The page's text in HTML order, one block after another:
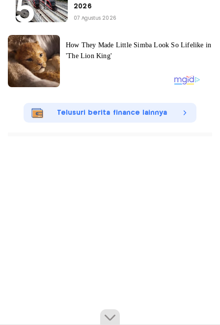
2026
07 Agustus 2026
Telusuri berita finance lainnya